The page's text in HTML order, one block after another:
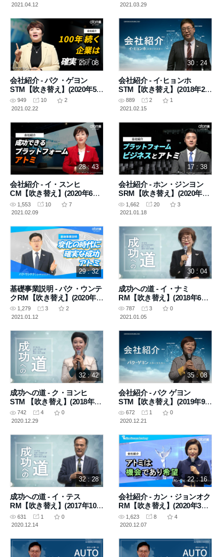
2021.04.12
2021.03.29
29 : 08
会社紹介 - パク・ゲヨン
STM【吹き替え】(2020年5月
15日 講義)
949 10
2
2021.02.22
30 : 24
会社紹介 - イ·ヒョンホ
STM【吹き替え】(2018年2月
9日 講義)
889 2
1
2021.02.15
28 : 43
会社紹介 - イ・スンヒ
CM【吹き替え】(2020年6月
19日 講義)
1,553 10
7
2021.02.09
17 : 38
会社紹介 - ホン・ジンヨン
SRM【吹き替え】(2020年4
月10日 講義)
1,662 20
3
2021.01.18
29 : 32
基礎事業説明 - パク・ウンテ
クRM【吹き替え】(2020年6
月4日 講義)
1,279 3
2
2021.01.12
30 : 04
成功への道 - イ・ナミ
RM【吹き替え】(2018年6月
14日 講義)
787 3
0
2021.01.05
32 : 42
成功への道 - ク・ヨンヒ
STM 【吹き替え】(2018年4
月26日 講義)
742 4
0
2020.12.29
35 : 08
会社紹介 - パク ゲヨン
STM【吹き替え】(2019年9月
20日 講義)
672 1
0
2020.12.21
32 : 28
成功への道 - イ・テス
RM【吹き替え】(2017年10月
26日 講義)
631 1
0
2020.12.14
22 : 16
会社紹介 - カン・ジョンオク
RM【吹き替え】(2020年3月
13日 講義)
1,623 8
4
2020.12.07